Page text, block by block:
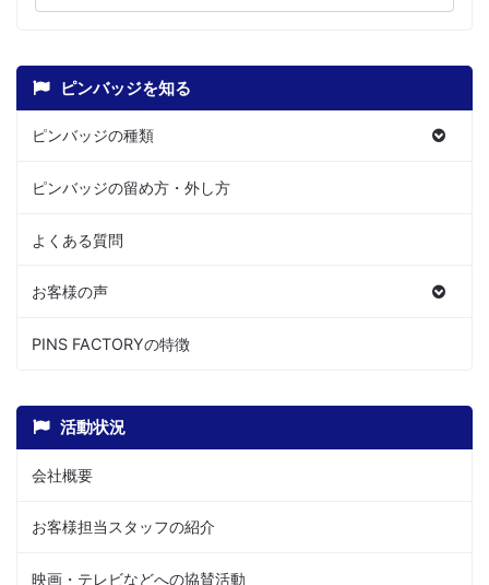
ピンバッジを知る
ピンバッジの種類
ピンバッジの留め方・外し方
よくある質問
お客様の声
PINS FACTORYの特徴
活動状況
会社概要
お客様担当スタッフの紹介
映画・テレビなどへの協賛活動